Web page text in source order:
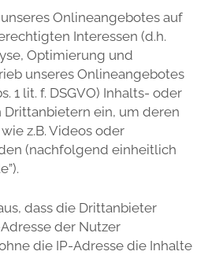
Onlineangebotes auf
Interessen (d.h.
Optimierung und
unseres Onlineangebotes
1 lit. f. DSGVO) Inhalts- oder
ein, um deren
z.B. Videos oder
(nachfolgend einheitlich
dass die Drittanbieter
der Nutzer
die IP-Adresse die Inhalte